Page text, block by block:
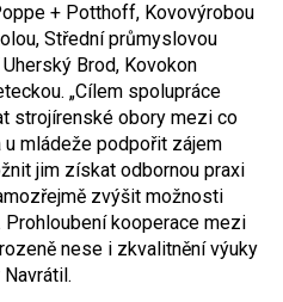
+ Potthoff, Kovovýrobou
Střední průmyslovou
Brod, Kovokon
„Cílem spolupráce
strojírenské obory mezi co
mládeže podpořit zájem
jim získat odbornou praxi
zvýšit možnosti
Prohloubení kooperace mezi
nese i zkvalitnění výuky